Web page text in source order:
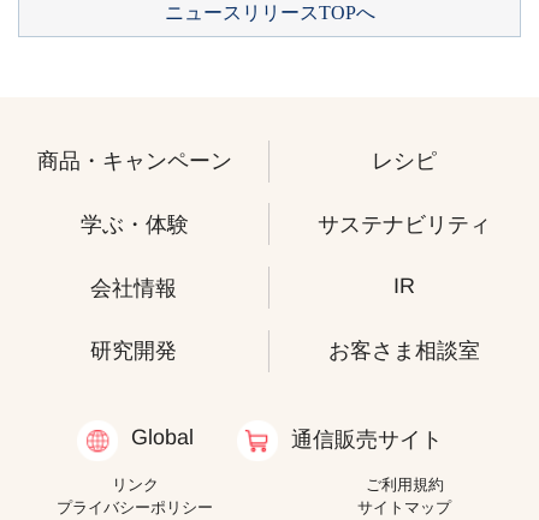
ニュースリリースTOPへ
商品・キャンペーン レシピ
学ぶ・体験 サステナビリティ
会社情報 IR
研究開発 お客さま相談室
Global 通信販売サイト
リンク
ご利用規約
プライバシーポリシー
サイトマップ